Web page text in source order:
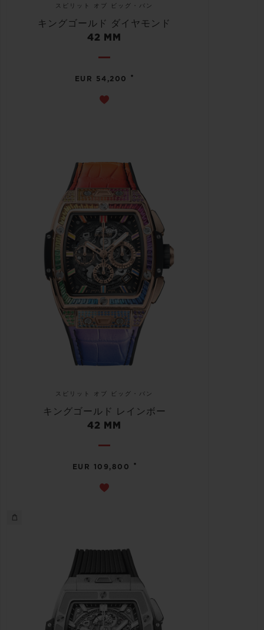
スピリット オブ ビッグ・バン
キングゴールド ダイヤモンド
42 MM
EUR 54,200 •
スピリット オブ ビッグ・バン
キングゴールド レインボー
42 MM
EUR 109,800 •